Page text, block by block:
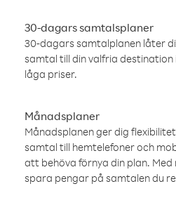
30-dagars samtalsplaner
30-dagars samtalplanen låter
samtal till din valfria destination
låga priser.
Månadsplaner
Månadsplanen ger dig
samtal till hemtelefoner och
att behöva förnya din plan. Med
spara pengar på samtalen du